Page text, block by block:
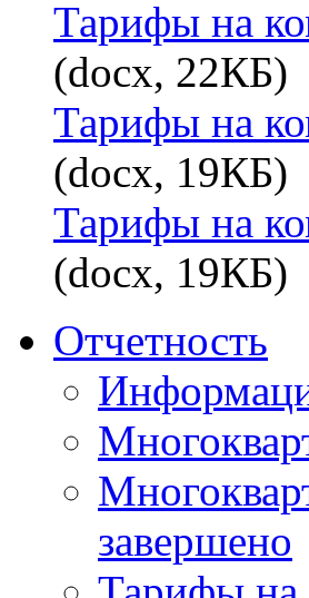
Тарифы на
(docx, 22КБ)
Тарифы на
(docx, 19КБ)
Тарифы на
(docx, 19КБ)
Отчетность
завершено